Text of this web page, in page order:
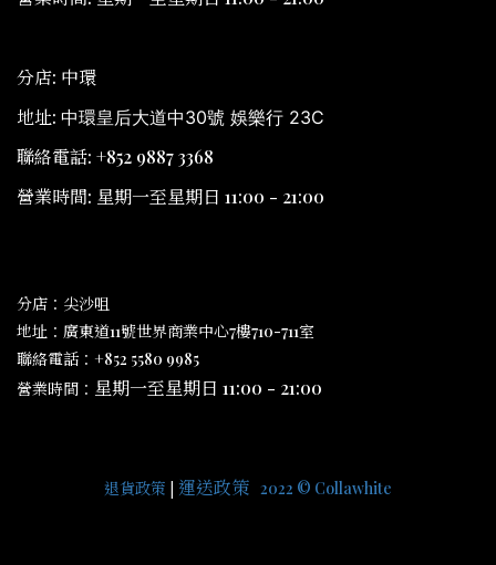
分店: 中環
地址: 中環皇后大道中30號 娛樂行 23C
聯絡電話: +852 9887 3368
營業時間: 星期一至星期日 11:00 - 21:00
分店：尖沙咀
地址：廣東道11號世界商業中心7樓710-711室
聯絡電話：+852 5580 9985
營業時間： 星期一至星期日 11:00 - 21:00
退貨政策 | 運送政策 2022 © Collawhite